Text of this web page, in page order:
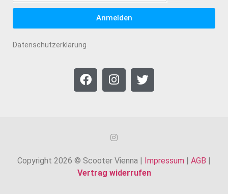
Anmelden
Datenschutzerklärung
Copyright 2026 © Scooter Vienna | Impressum | AGB |
Vertrag widerrufen